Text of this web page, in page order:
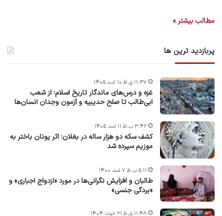
مطالب بیشتر »
پربازدید ترین ها
غزه و درس‌های ماندگار تاریخ اسلام؛ از شعب
ابی‌طالب تا صلح حدیبیه و آزمون وجدان انسان‌ها
۱۱:۳۷ ق.ظ ۱۰ اسد ۱۴۰۵
کشف سکه دو هزار ساله در بغلان؛ اثر یونان باختر به
موزیم سپرده شد
۳:۴۲ ب.ظ ۱۱ اسد ۱۴۰۵
طالبان و افزایش نگرانی‌ها در مورد «ازدواج اجباری» و
«بردگی جنسی»
۵:۱۱ ب.ظ ۷ اسد ۱۴۰۰
۱۱:۴۸ ق.ظ ۲۱ حوت ۱۴۰۴